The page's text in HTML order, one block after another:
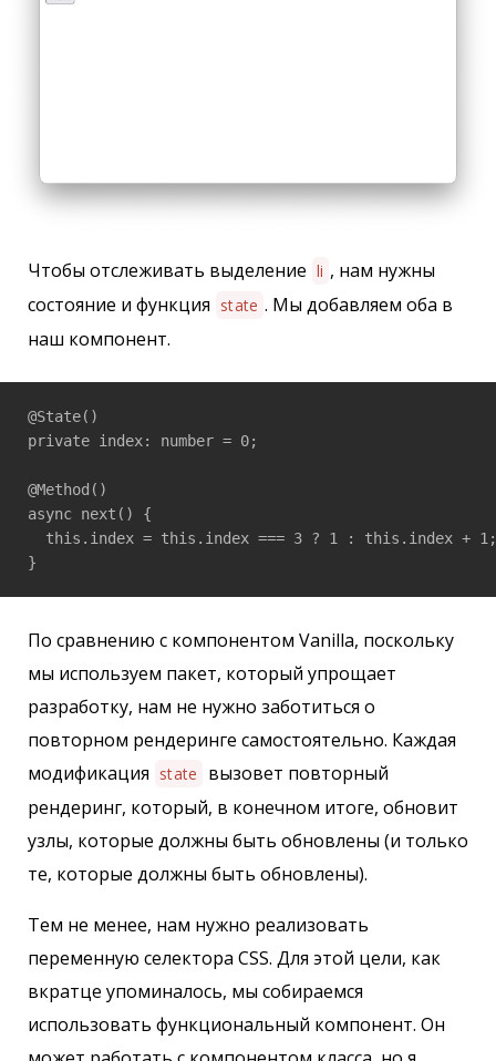
Чтобы отслеживать выделение li , нам нужны
состояние и функция state . Мы добавляем оба в
наш компонент.
@State()
private index: number = 0;
@Method()
async next() {
  this.index = this.index === 3 ? 1 : this.index + 1;
По сравнению с компонентом Vanilla, поскольку
мы используем пакет, который упрощает
разработку, нам не нужно заботиться о
повторном рендеринге самостоятельно. Каждая
модификация state
вызовет повторный
рендеринг, который, в конечном итоге, обновит
узлы, которые должны быть обновлены (и только
те, которые должны быть обновлены).
Тем не менее, нам нужно реализовать
переменную селектора CSS. Для этой цели, как
вкратце упоминалось, мы собираемся
использовать функциональный компонент. Он